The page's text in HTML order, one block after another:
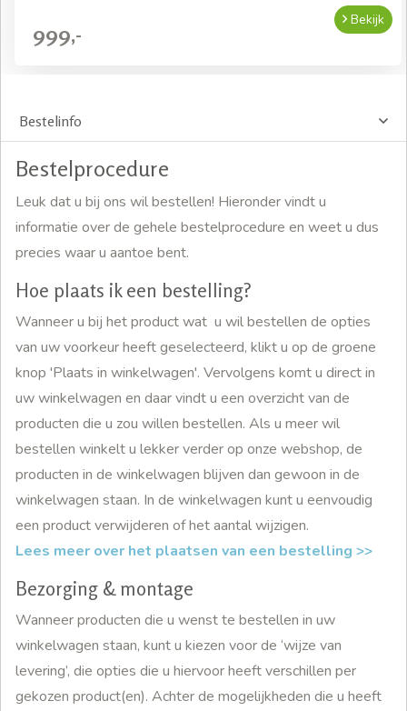
999,-
Bekijk
Bestelinfo
Bestelprocedure
Leuk dat u bij ons wil bestellen! Hieronder vindt u
informatie over de gehele bestelprocedure en weet u dus
precies waar u aantoe bent.
Hoe plaats ik een bestelling?
Wanneer u bij het product wat u wil bestellen de opties
van uw voorkeur heeft geselecteerd, klikt u op de groene
knop 'Plaats in winkelwagen'. Vervolgens komt u direct in
uw winkelwagen en daar vindt u een overzicht van de
producten die u zou willen bestellen. Als u meer wil
bestellen winkelt u lekker verder op onze webshop, de
producten in de winkelwagen blijven dan gewoon in de
winkelwagen staan. In de winkelwagen kunt u eenvoudig
een product verwijderen of het aantal wijzigen.
Lees meer over het plaatsen van een bestelling >>
Bezorging & montage
Wanneer producten die u wenst te bestellen in uw
winkelwagen staan, kunt u kiezen voor de ‘wijze van
levering’, die opties die u hiervoor heeft verschillen per
gekozen product(en). Achter de mogelijkheden die u heeft